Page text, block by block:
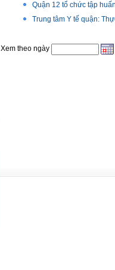
Quận 12 tổ chức tập
Trung tâm Y tế quận:
Xem theo ngày